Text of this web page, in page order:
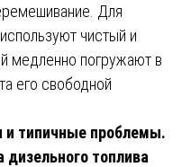
Для
чистый и
медленно погружают в
его свободной
типичные проблемы.
дизельного топлива